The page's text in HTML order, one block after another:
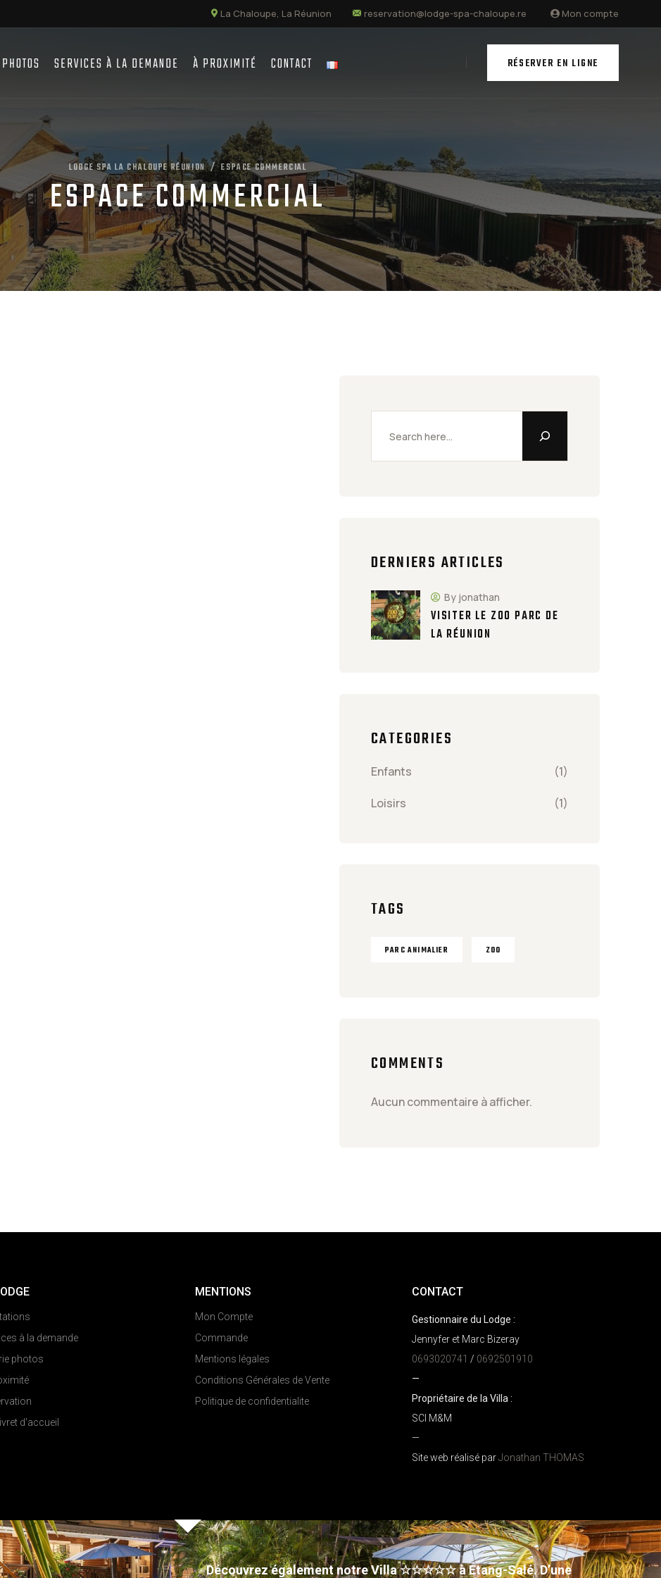
La Chaloupe, La Réunion reservation@lodge-spa-chaloupe.re Mon compte
PHOTOS SERVICES À LA DEMANDE À PROXIMITÉ CONTACT RÉSERVER EN LIGNE
LODGE SPA LA CHALOUPE RÉUNION ESPACE COMMERCIAL
ESPACE COMMERCIAL
DERNIERS ARTICLES
VISITER LE ZOO PARC DE
LA RÉUNION
By jonathan
CATEGORIES
Enfants (1)
Loisirs (1)
TAGS
PARC ANIMALIER ZOO
COMMENTS
Aucun commentaire à afficher.
à la demande
photos
Livret d'accueil
MENTIONS
Mon Compte
Commande
Mentions légales
Conditions Générales de Vente
Politique de confidentialite
CONTACT
Gestionnaire du Lodge :
Jennyfer et Marc Bizeray
0693020741 / 0692501910
—
Propriétaire de la Villa :
SCI M&M
—
Site web réalisé parJonathan THOMAS
Découvrez également notre Villa ☆☆☆☆☆ à Etang-Salé. D’une